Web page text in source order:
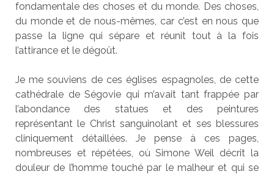
fondamentale des choses et du monde. Des choses,
du monde et de nous-mêmes, car c’est en nous que
passe la ligne qui sépare et réunit tout à la fois
l’attirance et le dégoût.
Je me souviens de ces églises espagnoles, de cette
cathédrale de Ségovie qui m’avait tant frappée par
l’abondance des statues et des peintures
représentant le Christ sanguinolant et ses blessures
cliniquement détaillées. Je pense à ces pages,
nombreuses et répétées, où Simone Weil décrit la
douleur de l’homme touché par le malheur et qui se